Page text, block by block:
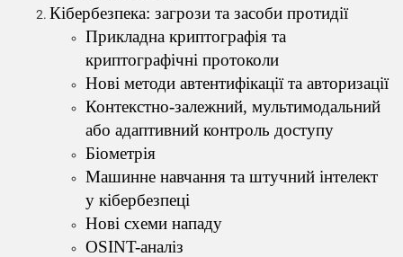
Кібербезпека: загрози та засоби протидії
Прикладна криптографія та
криптографічні протоколи
Нові методи автентифікації та авторизації
Контекстно-залежний, мультимодальний
або адаптивний контроль доступу
Біометрія
Машинне навчання та штучний інтелект
у кібербезпеці
Нові схеми нападу
OSINT-аналіз